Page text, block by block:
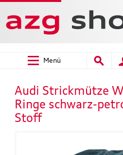
Menü
Audi Strickmütze
Ringe schwarz-
Stoff